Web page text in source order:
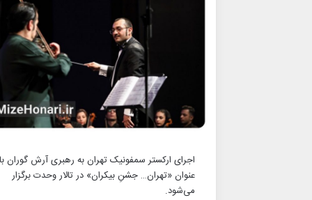
اجرای ارکستر سمفونیک تهران به رهبری آرش گوران با
عنوان «تهران… جشنِ بیکران» در تالار وحدت برگزار
می‌شود.